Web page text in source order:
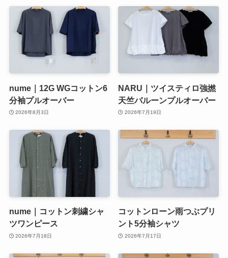
nume｜12G WGコットン6
分袖プルオーバー
2026年8月3日
NARU｜ツイスティロ強撚
天竺バルーンプルオーバー
2026年7月19日
nume｜コットン刺繍シャ
ツワンピース
2026年7月18日
コットンローン雨つぶプリ
ント5分袖シャツ
2026年7月17日